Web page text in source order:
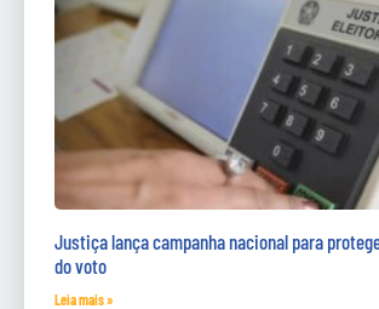
Justiça lança campanha nacional para
do voto
Leia mais »